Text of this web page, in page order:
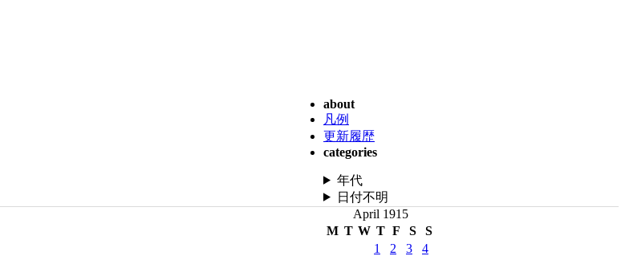
about
凡例
更新履歴
categories
年代
日付不明
April 1915
M T W T F S S
1 2 3
4